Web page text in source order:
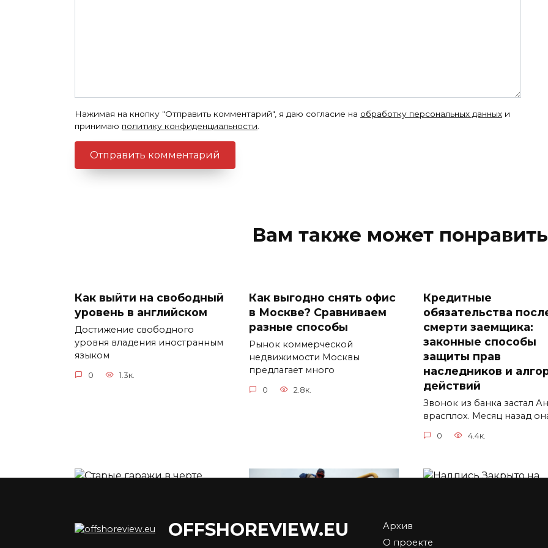
Нажимая на кнопку "Отправить комментарий", я даю согласие на обработку персональных данных и
принимаю политику конфиденциальности
Вам также может
Как выйти на свободный
уровень в английском
Достижение свободного
уровня владения иностранным
языком
0 1.3к.
Как выгодно снять офис
в Москве? Сравниваем
разные способы
Рынок коммерческой
недвижимости Москвы
предлагает много
0 2.8к.
Кредитные
обязательства
смерти заемщика:
законные способы
защиты прав
наследников и
действий
Звонок из банка застал
врасплох. Месяц назад
0 4.4к.
гаражной амнистии с 1
выходные в ноябре
OFFSHOREVIEW.EU
Архив
О проекте